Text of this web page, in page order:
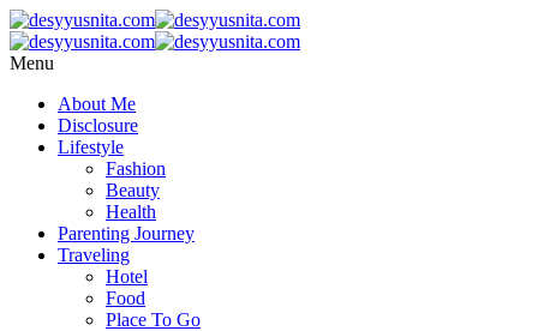
Menu
About Me
Disclosure
Lifestyle
Fashion
Beauty
Health
Parenting Journey
Traveling
Hotel
Food
Place To Go